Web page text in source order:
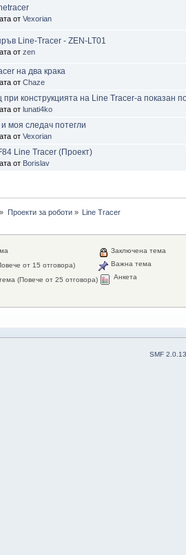
от Vexorian
Line-Tracer - ZEN-LT01
от zen
на два крака
от Chaze
конструкцията на Line Tracer-а показан
от lunati4ko
моя следач потегли
от Vexorian
Line Tracer (Проект)
от Borislav
» Проекти за роботи» Line Tracer
от 15 отговора)
(Повече от 25 отговора)
Заключена тема
Важна тема
Анкета
SMF 2.0.13